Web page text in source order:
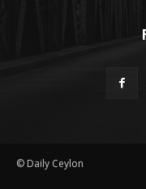
© Daily Ceylon